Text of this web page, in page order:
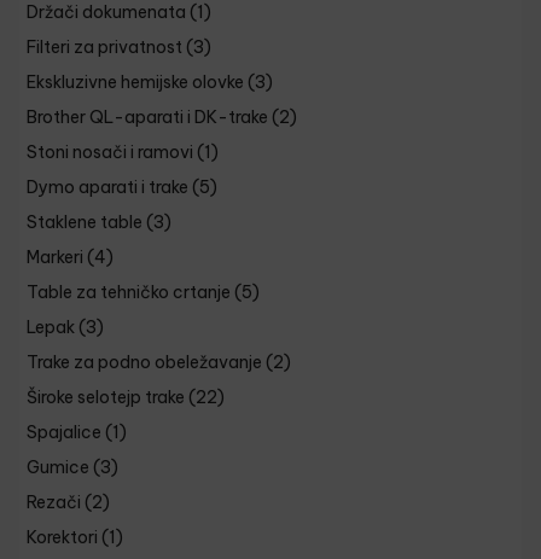
Držači dokumenata (1)
Filteri za privatnost (3)
Ekskluzivne hemijske olovke (3)
Brother QL-aparati i DK-trake (2)
Stoni nosači i ramovi (1)
Dymo aparati i trake (5)
Staklene table (3)
Markeri (4)
Table za tehničko crtanje (5)
Lepak (3)
Trake za podno obeležavanje (2)
Široke selotejp trake (22)
Spajalice (1)
Gumice (3)
Rezači (2)
Korektori (1)